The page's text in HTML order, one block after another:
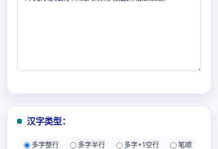
汉字类型：
多字整行 多字半行 多字+1空行
笔顺